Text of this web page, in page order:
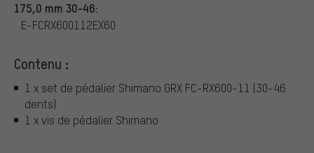
175,0 mm 30-46:
E-FCRX600112EX60
Contenu :
1 x set de pédalier Shimano GRX FC-RX600-11 (30-46
dents)
1 x vis de pédalier Shimano